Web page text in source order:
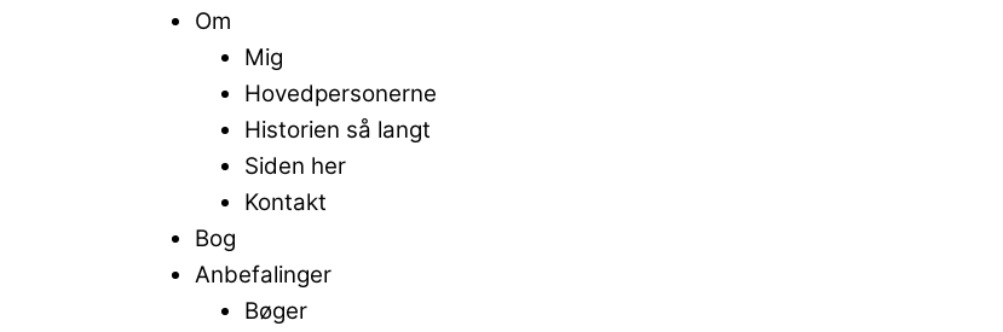
Om
Mig
Hovedpersonerne
Historien så langt
Siden her
Kontakt
Bog
Anbefalinger
Bøger